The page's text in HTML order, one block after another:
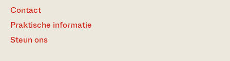
Contact
Praktische informatie
Steun ons